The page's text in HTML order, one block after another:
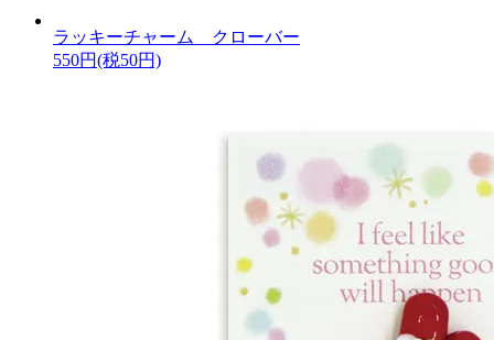
ラッキーチャーム クローバー
550円(税50円)